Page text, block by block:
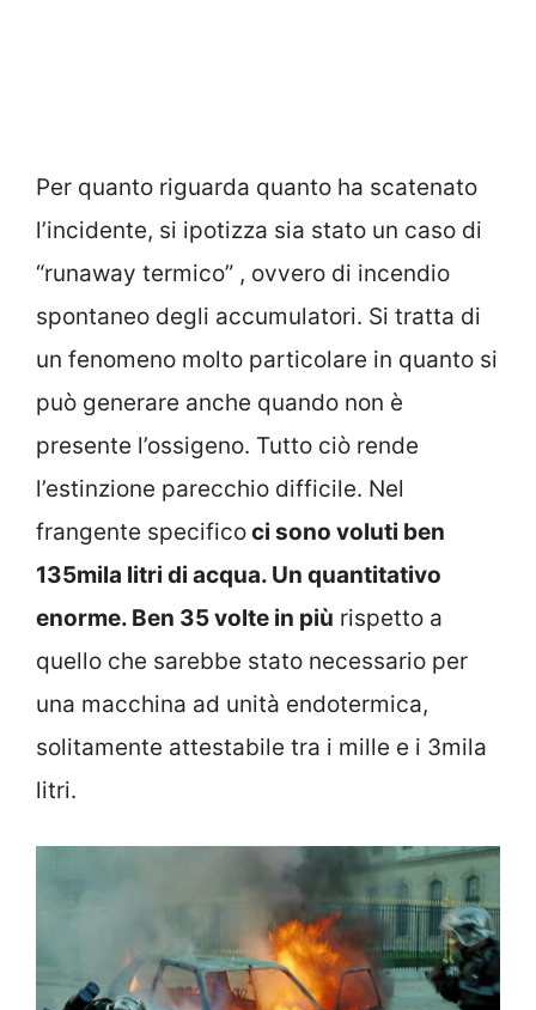
Per quanto riguarda quanto ha scatenato
l’incidente, si ipotizza sia stato un caso di
“runaway termico” , ovvero di incendio
spontaneo degli accumulatori. Si tratta di
un fenomeno molto particolare in quanto si
può generare anche quando non è
presente l’ossigeno. Tutto ciò rende
l’estinzione parecchio difficile. Nel
frangente specificoci sono voluti ben
135mila litri di acqua. Un quantitativo
enorme. Ben 35 volte in più rispetto a
quello che sarebbe stato necessario per
una macchina ad unità endotermica,
solitamente attestabile tra i mille e i 3mila
litri.